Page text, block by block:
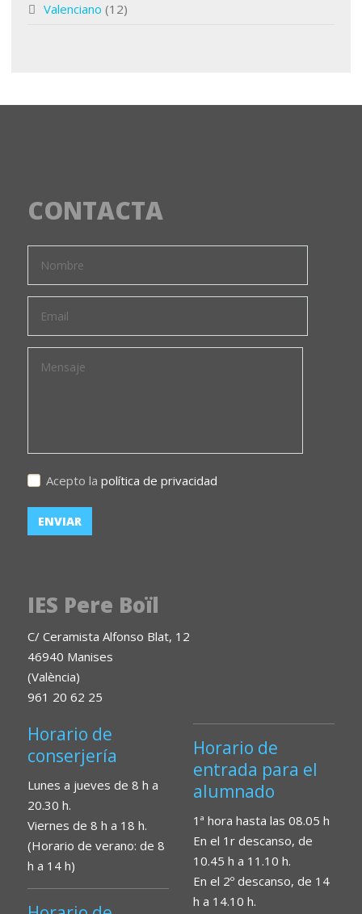
Valenciano (12)
CONTACTA
Acepto la política de privacidad
IES Pere Boïl
C/ Ceramista Alfonso Blat, 12
46940 Manises
(València)
961 20 62 25
Horario de
conserjería
Lunes a jueves de 8 h a
20.30 h.
Viernes de 8 h a 18 h.
(Horario de verano: de 8
h a 14 h)
Horario de
entrada para el
alumnado
1ª hora hasta las 08.05 h
En el 1r descanso, de
10.45 h a 11.10 h.
En el 2º descanso, de 14
h a 14.10 h.